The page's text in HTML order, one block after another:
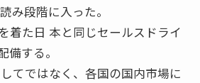
み段階に入った。
着た日 本と同じセールスドライ
備する。
てではなく、各国の国内市場に